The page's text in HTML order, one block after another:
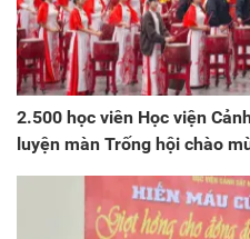
2.500 học viên Học viện
luyện màn Trống hội chào